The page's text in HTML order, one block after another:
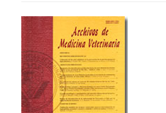
Barra
lateral
del
artículo